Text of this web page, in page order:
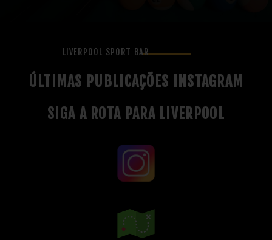
LIVERPOOL SPORT BAR
ÚLTIMAS PUBLICAÇÕES INSTAGRAM
SIGA A ROTA PARA LIVERPOOL